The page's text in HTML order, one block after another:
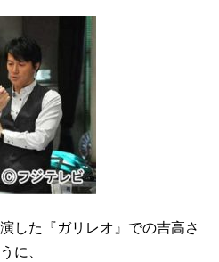
した『ガリレオ』での吉高さ
に、